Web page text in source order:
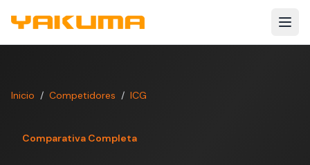
Inicio / Competidores / ICG
Comparativa Completa